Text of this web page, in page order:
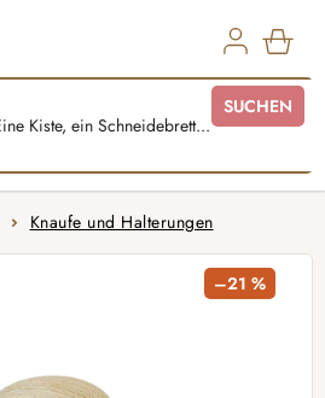
SUCHEN
Knaufe und Halterungen
–21 %